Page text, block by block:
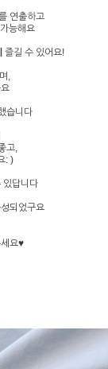
연출하고
능해요
즐길 수 있어요!
,
습니다
고,
: )
있답니다
되었구요
요♥